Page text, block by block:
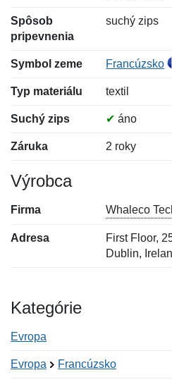
Spôsob
pripevnenia
suchý zips
Symbol zeme Francúzsko
Typ materiálu textil
Suchý zips ✔ áno
Záruka 2 roky
Výrobca
Firma Whaleco
Adresa
First Floor,
Dublin,
Kategórie
Evropa
Evropa Francúzsko